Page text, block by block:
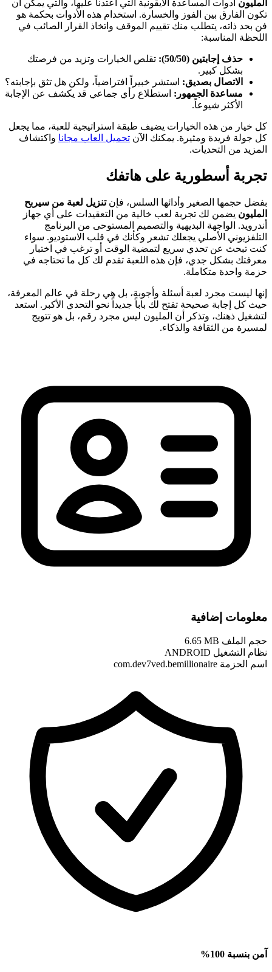
المليون أدوات المساعدة الأيقونية التي اعتدنا عليها، والتي يمكن أن
تكون الفارق بين الفوز والخسارة. استخدام هذه الأدوات بحكمة هو
فن بحد ذاته، يتطلب منك تقييم الموقف واتخاذ القرار الصائب في
اللحظة المناسبة:
حذف إجابتين (50/50):
تقلص الخيارات وتزيد من فرصتك
بشكل كبير.
الاتصال بصديق: استشر خبيراً افتراضياً، ولكن هل تثق بإجابته؟
مساعدة الجمهور: استطلاع رأي جماعي قد يكشف عن الإجابة
الأكثر شيوعاً.
كل خيار من هذه الخيارات يضيف طبقة استراتيجية للعبة، مما يجعل
كل جولة فريدة ومثيرة. يمكنك الآن تحميل العاب مجانا واكتشاف
المزيد من التحديات.
تجربة أسطورية على هاتفك
بفضل حجمها الصغير وأدائها السلس، فإنتنزيل لعبة من سيربح
المليون يضمن لك تجربة لعب خالية من التعقيدات على أي جهاز
أندرويد. الواجهة البديهية والتصميم المستوحى من البرنامج
التلفزيوني الأصلي يجعلك تشعر وكأنك في قلب الاستوديو. سواء
كنت تبحث عن تحدي سريع لتمضية الوقت أو ترغب في اختبار
معرفتك بشكل جدي، فإن هذه اللعبة تقدم لك كل ما تحتاجه في
حزمة واحدة متكاملة.
إنها ليست مجرد لعبة أسئلة وأجوبة، بل هي رحلة في عالم المعرفة،
حيث كل إجابة صحيحة تفتح لك باباً جديداً نحو التحدي الأكبر. استعد
لتشغيل ذهنك، وتذكر أن المليون ليس مجرد رقم، بل هو تتويج
لمسيرة من الثقافة والذكاء.
معلومات إضافية
حجم الملف 6.65 MB
نظام التشغيل ANDROID
اسم الحزمة com.dev7ved.bemillionaire
آمن بنسبة 100%